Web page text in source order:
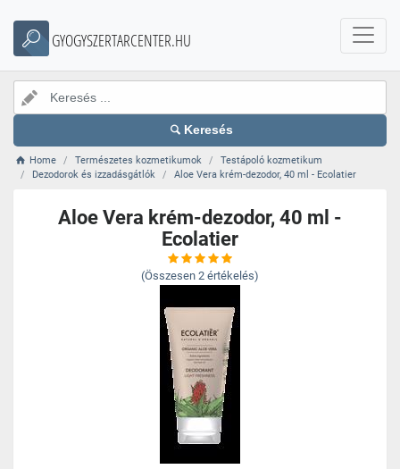
GYOGYSZERTARCENTER.HU
Keresés
Home Természetes kozmetikumok
Testápoló kozmetikum
Dezodorok és izzadásgátlók
Aloe Vera krém-dezodor, 40 ml - Ecolatier
Aloe Vera krém-dezodor, 40 ml -
Ecolatier
(Összesen 2 értékelés)